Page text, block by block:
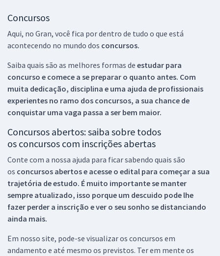
Concursos
Aqui, no Gran, você fica por dentro de tudo o que está
acontecendo no mundo dos concursos.
Saiba quais são as melhores formas de estudar para
concurso e comece a se preparar o quanto antes. Com
muita dedicação, disciplina e uma ajuda de profissionais
experientes no ramo dos concursos, a sua chance de
conquistar uma vaga passa a ser bem maior.
Concursos abertos: saiba sobre todos
os concursos com inscrições abertas
Conte com a nossa ajuda para ficar sabendo quais são
os concursos abertos e acesse o edital para começar a sua
trajetória de estudo. É muito importante se manter
sempre atualizado, isso porque um descuido pode lhe
fazer perder a inscrição e ver o seu sonho se distanciando
ainda mais.
Em nosso site, pode-se visualizar os concursos em
andamento e até mesmo os previstos. Ter em mente os